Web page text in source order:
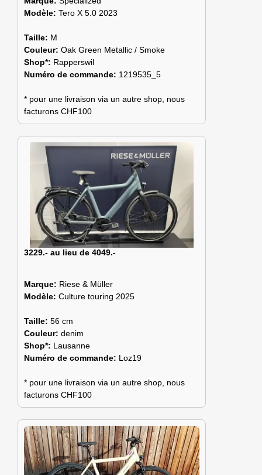
Modèle: Tero X 5.0 2023
Taille: M
Couleur: Oak Green Metallic / Smoke
Shop*: Rapperswil
Numéro de commande: 1219535_5
* pour une livraison via un autre shop, nous
facturons CHF100
3229.- au lieu de 4049.-
Marque: Riese & Müller
Modèle: Culture touring 2025
Taille: 56 cm
Couleur: denim
Shop*: Lausanne
Numéro de commande: Loz19
* pour une livraison via un autre shop, nous
facturons CHF100